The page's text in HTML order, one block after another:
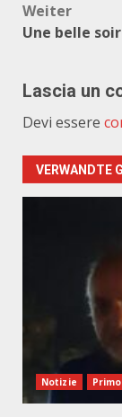
Weiter
Une belle
Lascia un
Devi essere
VERWANDTE
Notizie